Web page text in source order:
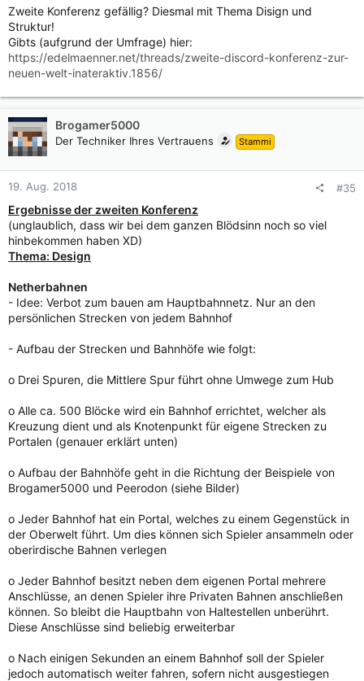
:
Zweite Konferenz gefällig? Diesmal mit Thema Disign und
Struktur!
Gibts (aufgrund der Umfrage) hier:
https://edelmaenner.net/threads/zweite-discord-konferenz-zur-
neuen-welt-inateraktiv.1856/
Brogamer5000
Der Techniker Ihres Vertrauens Stammi
19. Aug. 2018 #35
Ergebnisse der zweiten Konferenz
(unglaublich, dass wir bei dem ganzen Blödsinn noch so viel
hinbekommen haben XD)
Thema: Design
Netherbahnen
- Idee: Verbot zum bauen am Hauptbahnnetz. Nur an den
persönlichen Strecken von jedem Bahnhof
- Aufbau der Strecken und Bahnhöfe wie folgt:
o Drei Spuren, die Mittlere Spur führt ohne Umwege zum Hub
o Alle ca. 500 Blöcke wird ein Bahnhof errichtet, welcher als
Kreuzung dient und als Knotenpunkt für eigene Strecken zu
Portalen (genauer erklärt unten)
o Aufbau der Bahnhöfe geht in die Richtung der Beispiele von
Brogamer5000 und Peerodon (siehe Bilder)
o Jeder Bahnhof hat ein Portal, welches zu einem Gegenstück in
der Oberwelt führt. Um dies können sich Spieler ansammeln oder
oberirdische Bahnen verlegen
o Jeder Bahnhof besitzt neben dem eigenen Portal mehrere
Anschlüsse, an denen Spieler ihre Privaten Bahnen anschließen
können. So bleibt die Hauptbahn von Haltestellen unberührt.
Diese Anschlüsse sind beliebig erweiterbar
o Nach einigen Sekunden an einem Bahnhof soll der Spieler
jedoch automatisch weiter fahren, sofern nicht ausgestiegen